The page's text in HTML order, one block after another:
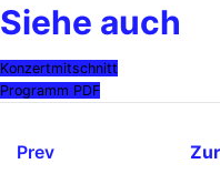
Siehe auch
Konzertmitschnitt
Programm PDF
Prev